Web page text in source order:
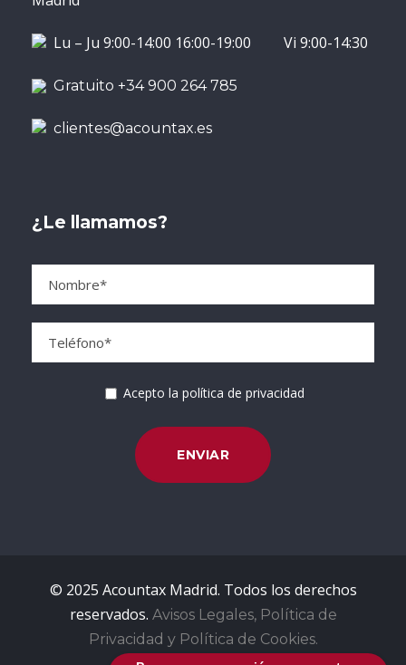
Lu – Ju 9:00-14:00 16:00-19:00 Vi 9:00-14:30
Gratuito +34 900 264 785
clientes@acountax.es
¿Le llamamos?
Acepto la política de privacidad
© 2025 Acountax Madrid. Todos los derechos
reservados. Avisos Legales, Política de
Privacidad y Política de Cookies.